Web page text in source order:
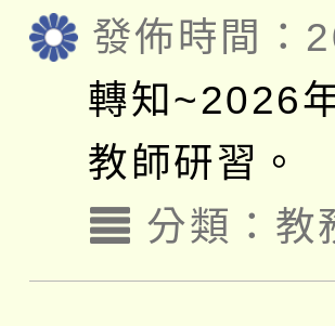
發佈時間：
轉知~2026
教師研習。
分類： 教